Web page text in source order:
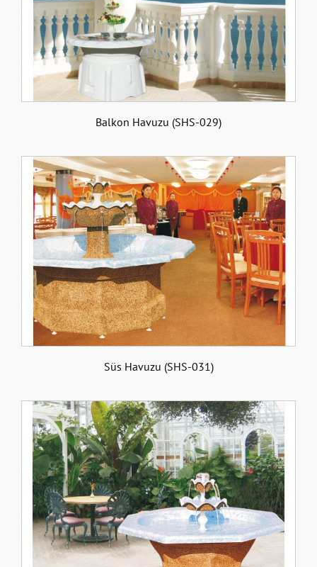
Balkon Havuzu (SHS-029)
Süs Havuzu (SHS-031)